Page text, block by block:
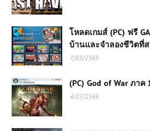
โหลดเกมส์ (PC) ฟรี
บ้านและจำลองชีวิตที่
7/03/2569
(PC) God of War ภาค
4/27/2568